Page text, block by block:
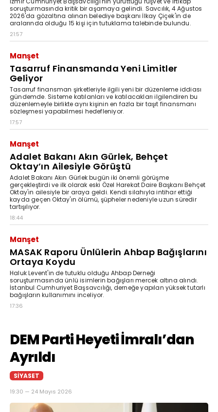
soruşturmasında kritik bir aşamaya gelindi. Savcılık, 4 Ağustos
2026'da gözaltına alınan belediye başkanı İlkay Çiçek'in de
aralarında olduğu 15 kişi için tutuklama talebinde bulundu.
21:57
Manşet
Tasarruf Finansmanda Yeni Limitler
Geliyor
Tasarruf finansman şirketleriyle ilgili yeni bir düzenleme iddiası
gündemde. Sisteme katılanları ve katılacakları ilgilendiren bu
düzenlemeyle birlikte aynı kişinin en fazla bir taşıt finansmanı
sözleşmesi yapabilmesi hedefleniyor.
17:57
Manşet
Adalet Bakanı Akın Gürlek, Behçet
Oktay’ın Ailesiyle Görüştü
Adalet Bakanı Akın Gürlek bugün iki önemli görüşme
gerçekleştirdi ve ilk olarak eski Özel Harekat Daire Başkanı Behçet
Oktay'ın ailesiyle bir araya geldi. Kendi silahıyla intihar ettiği
kayda geçen Oktay'ın ölümü, şüpheler nedeniyle uzun süredir
tartışılıyor.
18:44
Manşet
MASAK Raporu Ünlülerin Ahbap Bağışlarını
Ortaya Koydu
Haluk Levent'in de tutuklu olduğu Ahbap Derneği
soruşturmasında ünlü isimlerin bağışları mercek altına alındı.
İstanbul Cumhuriyet Başsavcılığı, derneğe yapılan yüksek tutarlı
bağışların kullanımını inceliyor.
17:36